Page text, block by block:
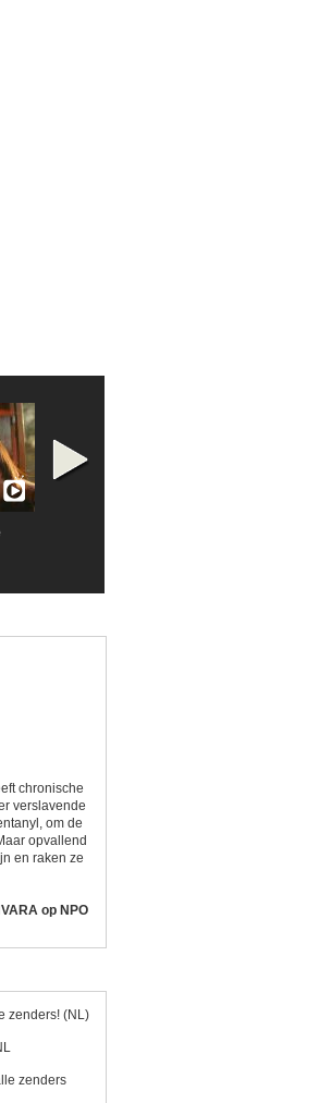
chronische
verslavende
om de
opvallend
en raken ze
op NPO
zenders! (NL)
zenders